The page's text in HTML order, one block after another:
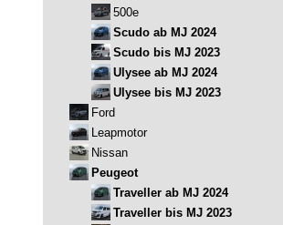
500e
Scudo ab MJ 2024
Scudo bis MJ 2023
Ulysee ab MJ 2024
Ulysee bis MJ 2023
Ford
Leapmotor
Nissan
Peugeot
Traveller ab MJ 2024
Traveller bis MJ 2023